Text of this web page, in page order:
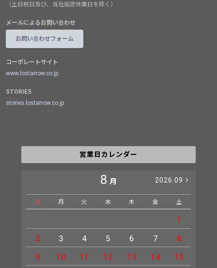
（土日祝日及び、当社指定休業日を除く）
メールによるお問い合わせ
お問い合わせフォーム
コーポレートサイト
www.lostarrow.co.jp
STORIES
stories.lostarrow.co.jp
営業日カレンダー
8 月 2026.09
日 月 火 水 木 金 土
1
2
3 4 5 6 7
8
9
10 11 12 13 14
15